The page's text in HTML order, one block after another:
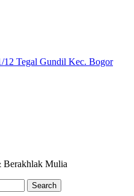
12 Tegal Gundil Kec. Bogor
Berakhlak Mulia